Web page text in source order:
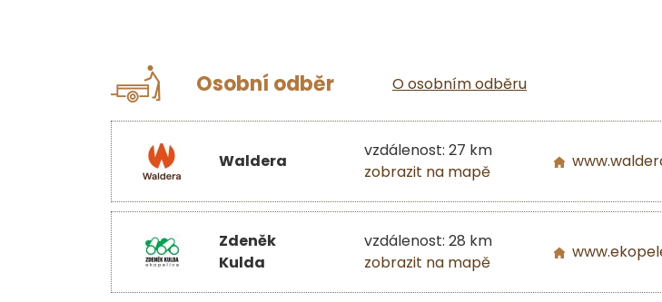
Osobní odběr O osobním odběru
Waldera
vzdálenost: 27 km
zobrazit na mapě
Zdeněk
Kulda
vzdálenost: 28 km
zobrazit na mapě